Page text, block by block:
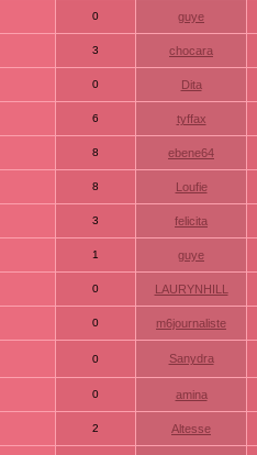
0 guye
3 chocara
0 Dita
6 tyffax
8 ebene64
8 Loufie
3 felicita
1 guye
0 LAURYNHILL
0 m6journaliste
0 Sanydra
0 amina
2 Altesse